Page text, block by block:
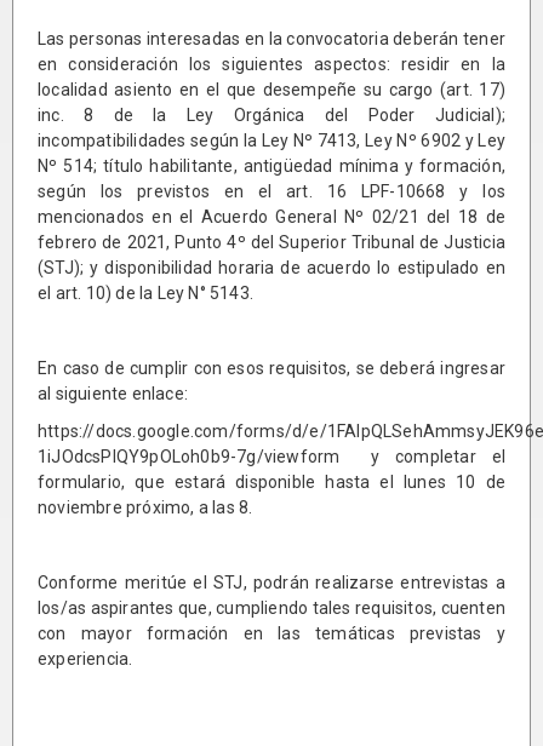
Las personas interesadas en la convocatoria deberán tener
en consideración los siguientes aspectos: residir en la
localidad asiento en el que desempeñe su cargo (art. 17)
inc. 8 de la Ley Orgánica del Poder Judicial);
incompatibilidades según la Ley Nº 7413, Ley Nº 6902 y Ley
Nº 514; título habilitante, antigüedad mínima y formación,
según los previstos en el art. 16 LPF-10668 y los
mencionados en el Acuerdo General Nº 02/21 del 18 de
febrero de 2021, Punto 4º del Superior Tribunal de Justicia
(STJ); y disponibilidad horaria de acuerdo lo estipulado en
el art. 10) de la Ley N° 5143.
En caso de cumplir con esos requisitos, se deberá ingresar
al siguiente enlace:
https://docs.google.com/forms/d/e/
1iJOdcsPIQY9pOLoh0b9-7g/viewform y completar el
formulario, que estará disponible hasta el lunes 10 de
noviembre próximo, a las 8.
Conforme meritúe el STJ, podrán realizarse entrevistas a
los/as aspirantes que, cumpliendo tales requisitos, cuenten
con mayor formación en las temáticas previstas y
experiencia.